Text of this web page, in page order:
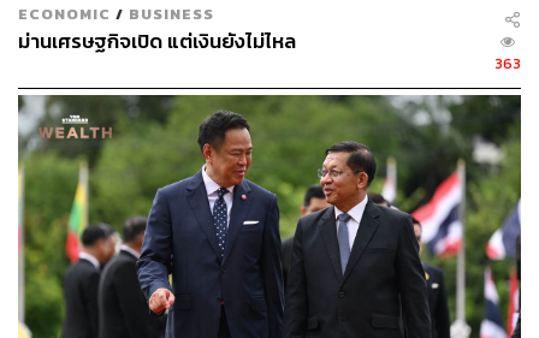
เตือน! ดีเซลตอนนี้ยังไม่พีค จ่อแตะ 60 บาทต่อลิตร
ในเม.ย.
ECONOMIC / BUSINESS
ม่านเศรษฐกิจเปิด แต่เงินยังไม่ไหล
363